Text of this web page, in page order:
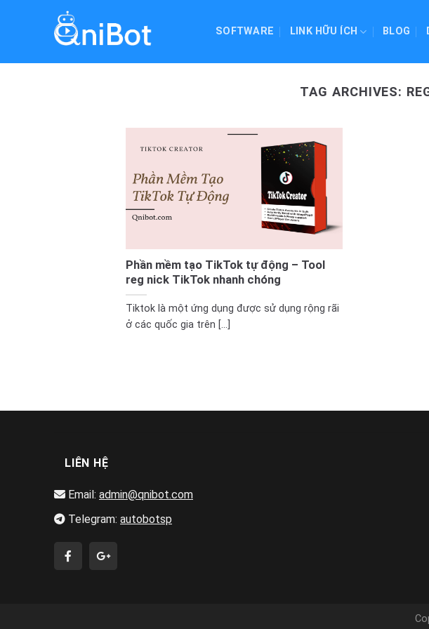
SOFTWARE LINK HỮU ÍCH BLOG
TAG ARCHIVES:
Phần mềm tạo TikTok tự động – Tool
reg nick TikTok nhanh chóng
Tiktok là một ứng dụng được sử dụng rộng rãi
ở các quốc gia trên [...]
LIÊN HỆ
Email: admin@qnibot.com
Telegram: autobotsp